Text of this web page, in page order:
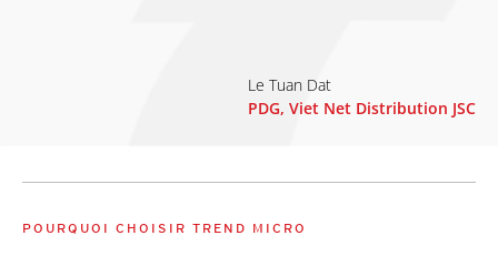
Le Tuan Dat
PDG, Viet Net Distribution JSC
POURQUOI CHOISIR TREND MICRO